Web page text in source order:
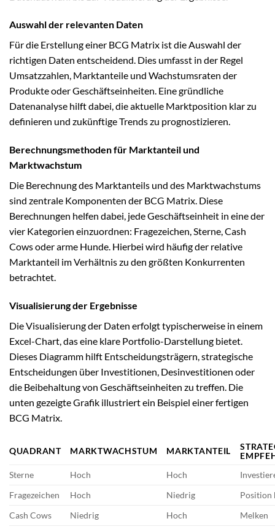
Auswahl der relevanten Daten
Für die Erstellung einer BCG Matrix ist die Auswahl der
richtigen Daten entscheidend. Dies umfasst in der Regel
Umsatzzahlen, Marktanteile und Wachstumsraten der
Produkte oder Geschäftseinheiten. Eine gründliche
Datenanalyse hilft dabei, die aktuelle Marktposition klar zu
definieren und zukünftige Trends zu prognostizieren.
Berechnungsmethoden für Marktanteil und
Marktwachstum
Die Berechnung des Marktanteils und des Marktwachstums
sind zentrale Komponenten der BCG Matrix. Diese
Berechnungen helfen dabei, jede Geschäftseinheit in eine der
vier Kategorien einzuordnen: Fragezeichen, Sterne, Cash
Cows oder arme Hunde. Hierbei wird häufig der relative
Marktanteil im Verhältnis zu den größten Konkurrenten
betrachtet.
Visualisierung der Ergebnisse
Die Visualisierung der Daten erfolgt typischerweise in einem
Excel-Chart, das eine klare Portfolio-Darstellung bietet.
Dieses Diagramm hilft Entscheidungsträgern, strategische
Entscheidungen über Investitionen, Desinvestitionen oder
die Beibehaltung von Geschäftseinheiten zu treffen. Die
unten gezeigte Grafik illustriert ein Beispiel einer fertigen
BCG Matrix.
QUADRANT MARKTWACHSTUM MARKTANTEIL
Sterne
Hoch Hoch
Fragezeichen
Hoch Niedrig
Position
Cash Cows
Niedrig Hoch
Melken